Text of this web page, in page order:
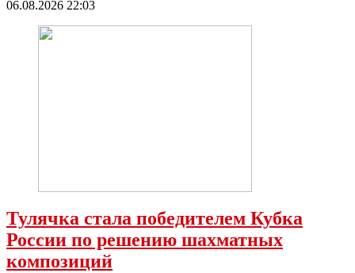
06.08.2026 22:03
Тулячка стала победителем Кубка
России по решению шахматных
композиций